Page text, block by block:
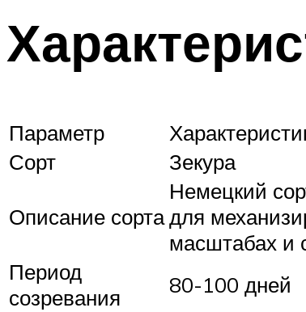
Параметр
Сорт
Зекура
Описание сорта
Немецкий
для
масштабах и
Период
созревания
80-100 дней